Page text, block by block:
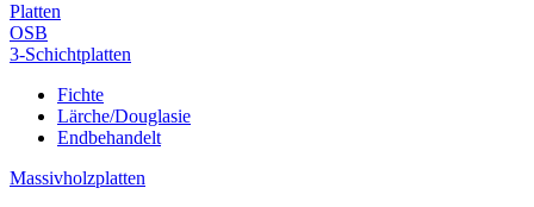
Platten
OSB
3-Schichtplatten
Fichte
Lärche/Douglasie
Endbehandelt
Massivholzplatten